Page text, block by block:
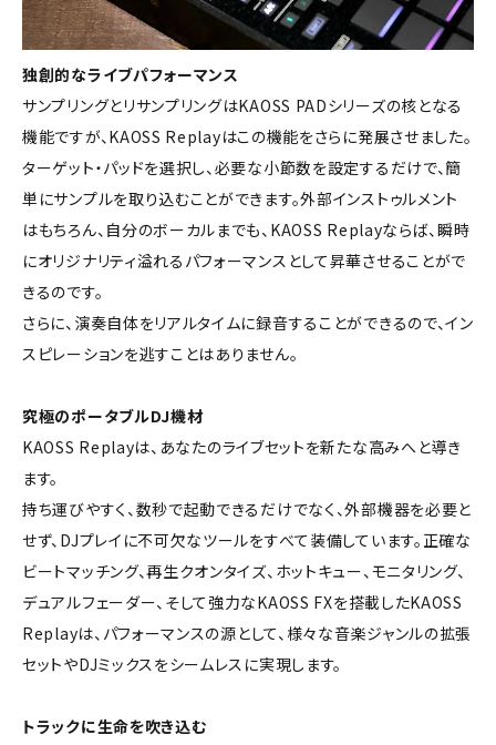
独創的なライブパフォーマンス
サンプリングとリサンプリングはKAOSS PADシリーズの核となる
機能ですが、KAOSS Replayはこの機能をさらに発展させました。
ターゲット・パッドを選択し、必要な小節数を設定するだけで、簡
単にサンプルを取り込むことができます。外部インストゥルメント
はもちろん、自分のボーカルまでも、KAOSS Replayならば、瞬時
にオリジナリティ溢れるパフォーマンスとして昇華させることがで
きるのです。
さらに、演奏自体をリアルタイムに録音することができるので、イン
スピレーションを逃すことはありません。
究極のポータブルDJ機材
KAOSS Replayは、あなたのライブセットを新たな高みへと導き
ます。
持ち運びやすく、数秒で起動できるだけでなく、外部機器を必要と
せず、DJプレイに不可欠なツールをすべて装備しています。正確な
ビートマッチング、再生クオンタイズ、ホットキュー、モニタリング、
デュアルフェーダー、そして強力なKAOSS FXを搭載したKAOSS
Replayは、パフォーマンスの源として、様々な音楽ジャンルの拡張
セットやDJミックスをシームレスに実現します。
トラックに生命を吹き込む